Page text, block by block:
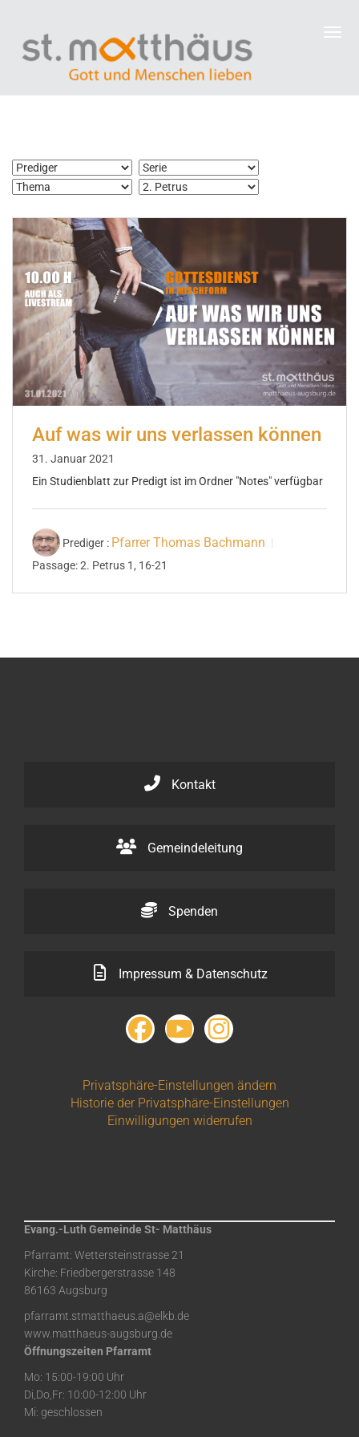
Auf was wir uns verlassen können
31. Januar 2021
Ein Studienblatt zur Predigt ist im Ordner "Notes" verfügbar
Prediger : Pfarrer Thomas Bachmann
Passage:2. Petrus 1, 16-21
Kontakt
Gemeindeleitung
Spenden
Impressum & Datenschutz
Privatsphäre-Einstellungen ändern
Historie der Privatsphäre-Einstellungen
Einwilligungen widerrufen
Evang.-Luth Gemeinde St- Matthäus
Pfarramt: Wettersteinstrasse 21
Kirche: Friedbergerstrasse 148
86163 Augsburg
pfarramt.stmatthaeus.a@elkb.de
www.matthaeus-augsburg.de
Öffnungszeiten Pfarramt
Mo: 15:00-19:00 Uhr
Di,Do,Fr: 10:00-12:00 Uhr
Mi: geschlossen